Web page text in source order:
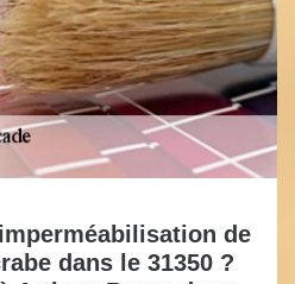
de
dans le 31350 ?